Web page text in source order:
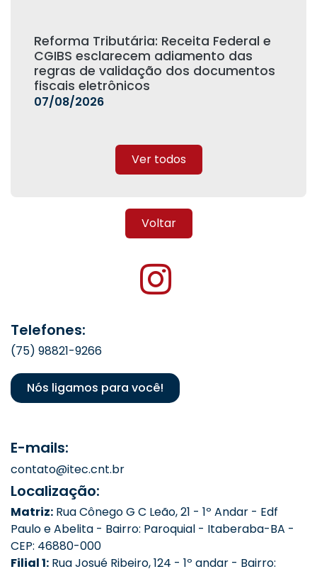
Reforma Tributária: Receita Federal e
CGIBS esclarecem adiamento das
regras de validação dos documentos
fiscais eletrônicos
07/08/2026
Ver todos
Voltar
Telefones:
(75) 98821-9266
Nós ligamos para você!
E-mails:
contato@itec.cnt.br
Localização:
Matriz: Rua Cônego G C Leão, 21 - 1º Andar - Edf
Paulo e Abelita - Bairro: Paroquial - Itaberaba-BA -
CEP: 46880-000
Filial 1: Rua Josué Ribeiro, 124 - 1º andar - Bairro: